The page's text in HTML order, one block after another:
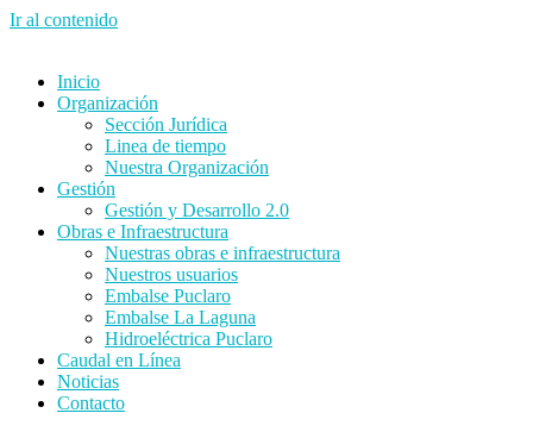
Ir al contenido
Inicio
Organización
Sección Jurídica
Linea de tiempo
Nuestra Organización
Gestión
Gestión y Desarrollo 2.0
Obras e Infraestructura
Nuestras obras e infraestructura
Nuestros usuarios
Embalse Puclaro
Embalse La Laguna
Hidroeléctrica Puclaro
Caudal en Línea
Noticias
Contacto